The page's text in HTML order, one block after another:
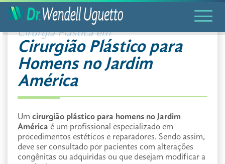
Cirurgia Plástica em
Cirurgião Plástico para
Homens no Jardim
América
Um cirurgião plástico para homens no Jardim
América é um profissional especializado em
procedimentos estéticos e reparadores. Sendo assim,
deve ser consultado por pacientes com alterações
congênitas ou adquiridas ou que desejam modificar a